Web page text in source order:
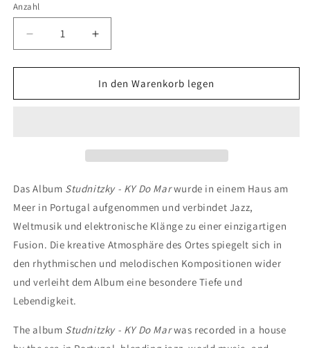
Anzahl
Verringere
die
Menge
Studnitzky
Erhöhe
die
Menge
für
Studnitzky
In den Warenkorb legen
Das Album Studnitzky - KY Do Marwurde in einem Haus am
Meer in Portugal aufgenommen und verbindet Jazz,
Weltmusik und elektronische Klänge zu einer einzigartigen
Fusion. Die kreative Atmosphäre des Ortes spiegelt sich in
den rhythmischen und melodischen Kompositionen wider
und verleiht dem Album eine besondere Tiefe und
Lebendigkeit.
The album Studnitzky - KY Do Marwas recorded in a house